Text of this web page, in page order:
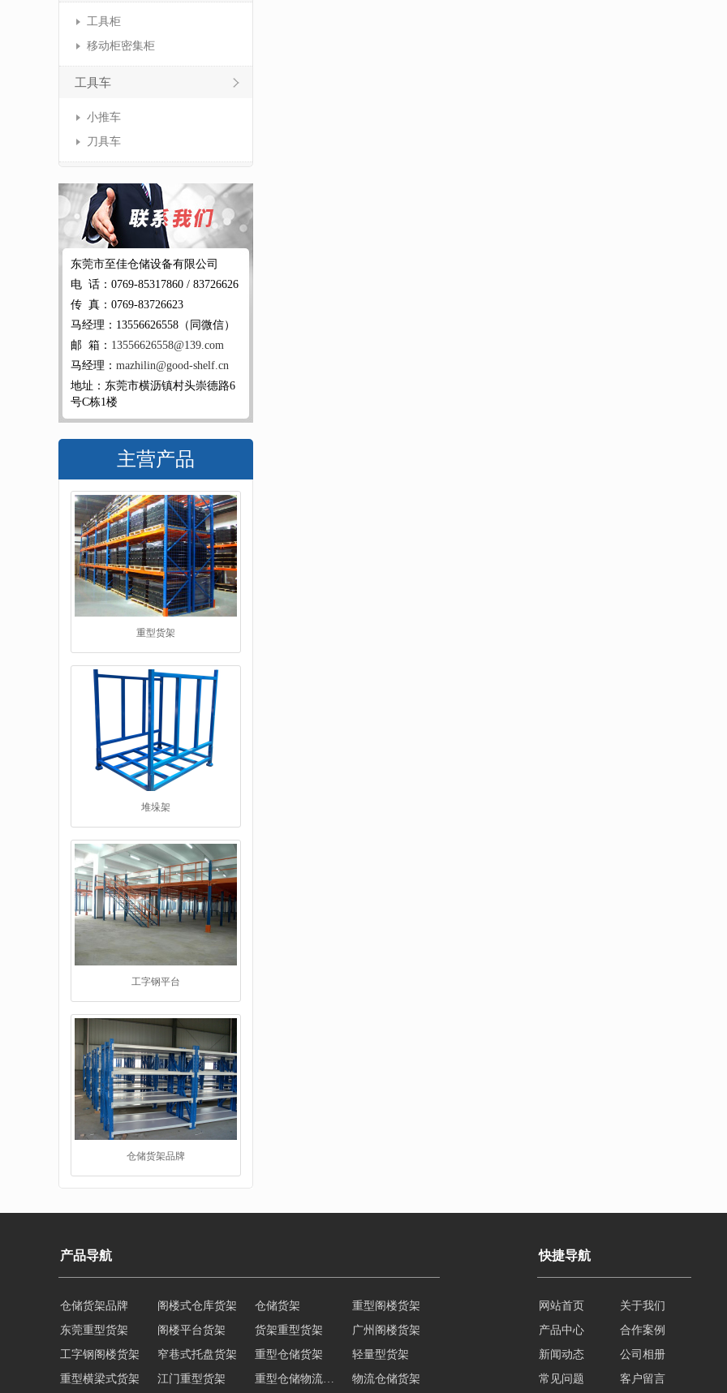
工具柜
移动柜密集柜
工具车
小推车
刀具车
东莞市至佳仓储设备有限公司
电 话：0769-85317860 / 83726626
传 真：0769-83726623
马经理：13556626558（同微信）
邮 箱： 13556626558@139.com
马经理： mazhilin@good-shelf.cn
地址：东莞市横沥镇村头崇德路6
号C栋1楼
主营产品
重型货架
堆垛架
工字钢平台
仓储货架品牌
产品导航
东莞重型货架
阁楼平台货架 货架重型货架
广州阁楼货架
工字钢阁楼货架
窄巷式托盘货架 重型仓储货架
轻量型货架
重型横梁式货架
江门重型货架
物流仓储货架
多层阁楼货架
中型悬臂货架 悬臂式仓储货架
快捷导航
网站首页
关于我们
产品中心
合作案例
新闻动态
公司相册
常见问题
客户留言